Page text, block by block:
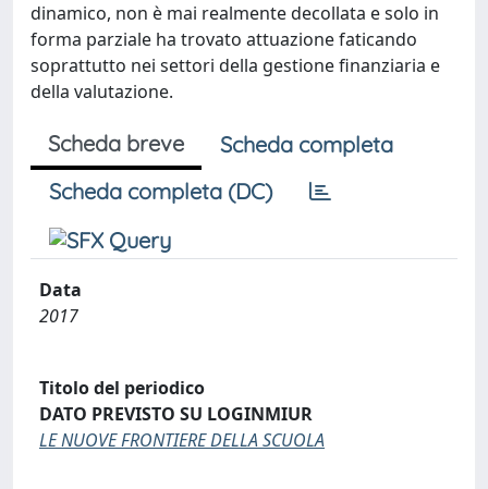
dinamico, non è mai realmente decollata e solo in
forma parziale ha trovato attuazione faticando
soprattutto nei settori della gestione finanziaria e
della valutazione.
Scheda breve
Scheda completa
Scheda completa (DC)
Data
2017
Titolo del periodico
DATO PREVISTO SU LOGINMIUR
LE NUOVE FRONTIERE DELLA SCUOLA